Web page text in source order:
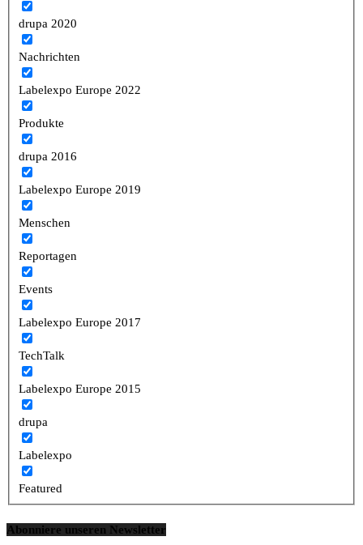
drupa 2020
Nachrichten
Labelexpo Europe 2022
Produkte
drupa 2016
Labelexpo Europe 2019
Menschen
Reportagen
Events
Labelexpo Europe 2017
TechTalk
Labelexpo Europe 2015
drupa
Labelexpo
Featured
Abonniere unseren Newsletter